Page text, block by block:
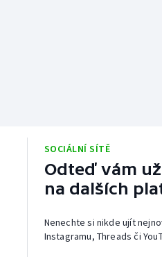
SOCIÁLNÍ SÍTĚ
Odteď vám
na dalších
Nenechte si nikde ujít
Instagramu, Threads či